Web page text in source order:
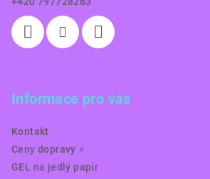
Informace pro vás
Kontakt
Ceny dopravy ⚡️
GEL na jedlý papír